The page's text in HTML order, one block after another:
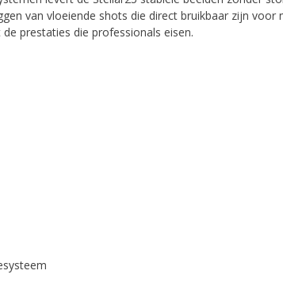
van vloeiende shots die direct bruikbaar zijn
prestaties die professionals eisen.